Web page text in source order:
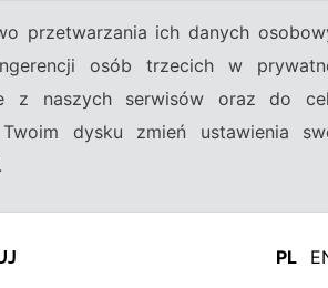
przetwarzania ich danych
osób trzecich w
z naszych serwisów oraz do
dysku zmień ustawienia
PL